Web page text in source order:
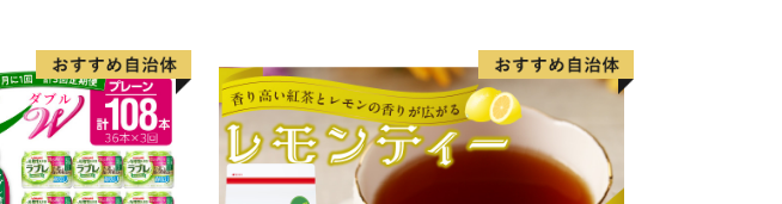
来ビジョンに掲げる目指すまちの姿の実現に向け、リニア時代を見
据えた様々な取り組みを進めています。
この飯田市の取り組みを応援していただける「ふるさと飯田応援